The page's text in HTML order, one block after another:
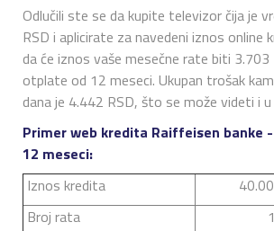
Odlučili ste se da kupite televizor čija je
RSD i aplicirate za navedeni iznos online
da će iznos vaše mesečne rate biti 3.703
otplate od 12 meseci. Ukupan trošak
dana je 4.442 RSD, što se može videti i
Primer web kredita Raiffeisen banke
12 meseci:
Iznos kredita
Broj rata